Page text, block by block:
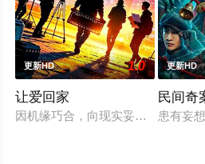
更新HD 1.0
让爱回家
因机缘巧合，向现实妥协的导演朱
更新HD
民间奇
患有妄